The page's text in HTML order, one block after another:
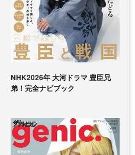
NHK2026年 大河ドラマ 豊臣兄
弟！完全ナビブック